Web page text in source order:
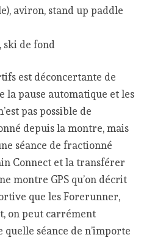
aviron, stand up paddle
ski de fond
est déconcertante de
la pause automatique et les
pas possible de
depuis la montre, mais
séance de fractionné
Connect et la transférer
montre GPS qu’on décrit
que les Forerunner,
on peut carrément
séance de n’importe